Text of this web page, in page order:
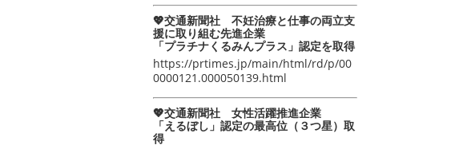
💖交通新聞社 不妊治療と仕事の両立支
援に取り組む先進企業
「プラチナくるみんプラス」認定を取得
https://prtimes.jp/main/html/rd/p/00
0000121.000050139.html
💖交通新聞社 女性活躍推進企業
「えるぼし」認定の最高位（３つ星）取
得